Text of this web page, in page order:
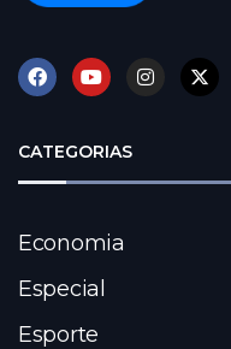
CATEGORIAS
Economia
Especial
Esporte